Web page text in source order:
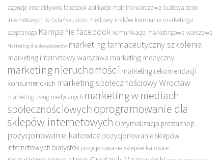
agencje interaktywne facebook aplikacje mobilne warszawa budowa stron
internetowych w Gdańsku dom mediowy kraków kampania marketingu
szeptanego Kampanie facebook komunikacja marketingowa warszawa
Marketing dla deweloperów marketing farmaceutyczny szkolenia
marketing internetowy warszawa marketing medyczny
marketing nieruchomości marketing rekomendacji
konsumenckich marketing społecznościowy Wrocław
marketing usług medycznych marketing w mediach
społecznościowych oprogramowanie dla
sklepów internetowych Optymalizacja prestashop
pozycjonowanie katowice pozycjonowanie sklepów
internetowych białystok pozycjonowanie sklepów katowice